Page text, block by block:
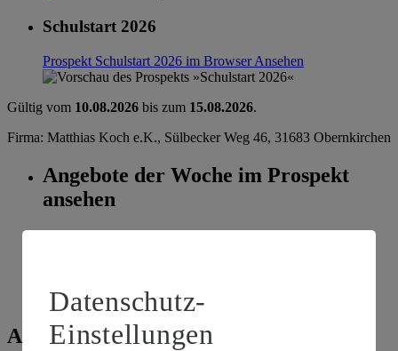
Schulstart 2026
Prospekt Schulstart 2026 im BrowserAnsehen
Gültig vom 10.08.2026 bis zum 15.08.2026.
Firma: Matthias Koch e.K., Sülbecker Weg 46, 31683 Obernkirchen
Angebote der Woche im Prospekt
ansehen
Angebote der Woche
Datenschutz-
Einstellungen